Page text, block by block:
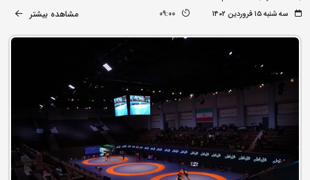
سه شنبه ۱۵ فروردین ۱۴۰۲ 09:00 مشاهده بیشتر